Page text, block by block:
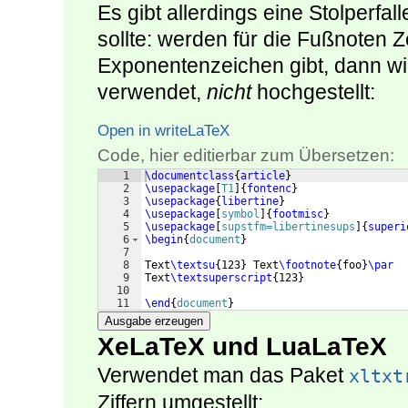
Es gibt allerdings eine
sollte: werden für die Fußnoten
Exponentenzeichen gibt, dann
verwendet, nichthochgestellt:
Open in writeLaTeX
Code, hier editierbar zum Übersetzen:
1
2
3
4
5
6
7
8
9
10
11
\documentclass{article}
\usepackage T1 { fontenc}
\usepackage{ libertine}
\usepackage symbol { footmisc}
\usepackage supstfm=libertinesups {
\begin{document }
Text\textsu{ 123} Text\footnote{ foo}\par
Text\textsuperscript{ 123}
\end {document }
Ausgabe erzeugen
XeLaTeX und LuaLaTeX
Verwendet man das Paket
Ziffern umgestellt: